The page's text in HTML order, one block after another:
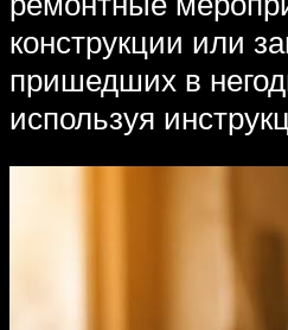
конструкции или
пришедших в
используя